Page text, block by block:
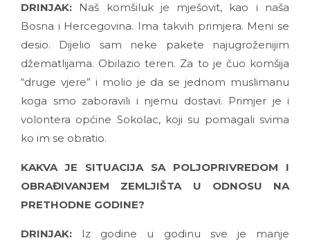
DRINJAK: Naš komšiluk je mješovit, kao i naša
Bosna i Hercegovina. Ima takvih primjera. Meni se
desio. Dijelio sam neke pakete najugroženijim
džematlijama. Obilazio teren. Za to je čuo komšija
“druge vjere” i molio je da se jednom muslimanu
koga smo zaboravili i njemu dostavi. Primjer je i
volontera općine Sokolac, koji su pomagali svima
ko im se obratio.
KAKVA JE SITUACIJA SA POLJOPRIVREDOM I
OBRAĐIVANJEM ZEMLJIŠTA U ODNOSU NA
PRETHODNE GODINE?
DRINJAK: Iz godine u godinu sve je manje